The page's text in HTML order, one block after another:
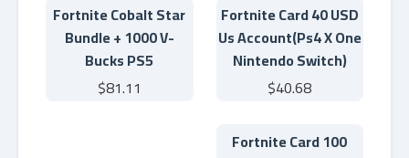
Fortnite Card 40 USD
Us Account(Ps4 X One
Nintendo Switch)
$40.68
Fortnite Cobalt Star
Bundle + 1000 V-
Bucks PS5
$81.11
Fortnite Card 100